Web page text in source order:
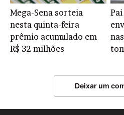
Mega-Sena sorteia
nesta quinta-feira
prêmio acumulado em
R$ 32 milhões
Deixar um